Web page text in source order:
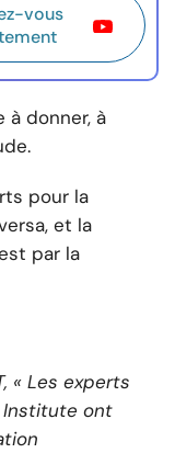
vous
à donner, à
pour la
et la
par la
« Les experts
Institute ont